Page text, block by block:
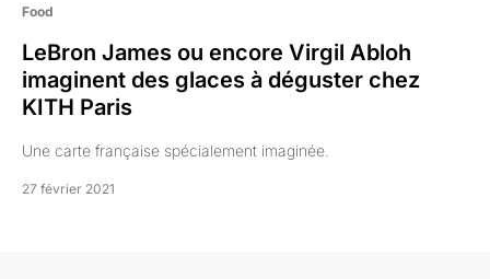
Food
LeBron James ou encore Virgil Abloh
imaginent des glaces à déguster chez
KITH Paris
Une carte française spécialement imaginée.
27 février 2021